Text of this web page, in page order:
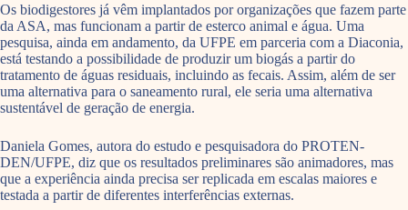
Os biodigestores já vêm implantados por organizações que fazem parte
da ASA, mas funcionam a partir de esterco animal e água. Uma
pesquisa, ainda em andamento, da UFPE em parceria com a Diaconia,
está testando a possibilidade de produzir um biogás a partir do
tratamento de águas residuais, incluindo as fecais. Assim, além de ser
uma alternativa para o saneamento rural, ele seria uma alternativa
sustentável de geração de energia.
Daniela Gomes, autora do estudo e pesquisadora do PROTEN-
DEN/UFPE, diz que os resultados preliminares são animadores, mas
que a experiência ainda precisa ser replicada em escalas maiores e
testada a partir de diferentes interferências externas.